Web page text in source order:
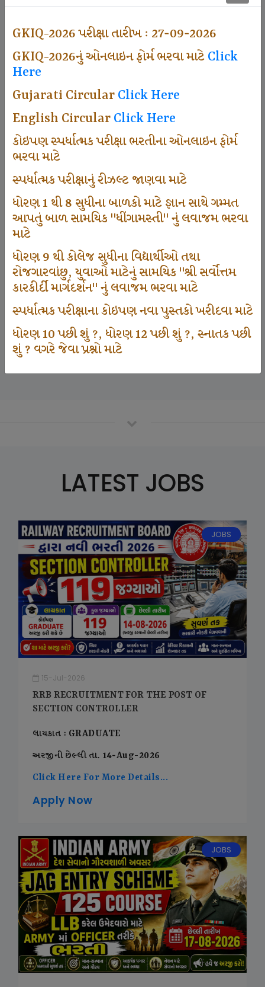
GKIQ-2026 પરીક્ષા તારીખ : 27-09-2026
GKIQ-2026નું ઓનલાઇન ફોર્મ ભરવા માટેClick
Here
Gujarati CircularClick Here
English CircularClick Here
કોઇપણ સ્પર્ધાત્મક પરીક્ષા ભરતીના ઓનલાઇન ફોર્મ
ભરવા માટે
સ્પર્ધાત્મક પરીક્ષાનું રીઝલ્ટ જાણવા માટે
ધોરણ 1 થી 8 સુધીના બાળકો માટે જ્ઞાન સાથે ગમ્મત
આપતું બાળ સામયિક "ધીંગામસ્તી" નું લવાજમ ભરવા
માટે
ધોરણ 9 થી કોલેજ સુધીના વિદ્યાર્થીઓ તથા
રોજગારવાંછુ, યુવાઓ માટેનું સામયિક "શ્રી સર્વોત્તમ
કારકીર્દી માર્ગદર્શન" નું લવાજમ ભરવા માટે
સ્પર્ધાત્મક પરીક્ષાના કોઇપણ નવા પુસ્તકો ખરીદવા માટે
ધોરણ 10 પછી શું ?, ધોરણ 12 પછી શું ?, સ્નાતક પછી
શું ? વગરે જેવા પ્રશ્નો માટે
500
Dhingamasti Subscription
671
1000
Participate School In GKIQ
125000
LATEST JOBS
JOBS
15-Jul-2026
RRB RECRUITMENT FOR THE POST OF
SECTION CONTROLLER
લાયકાત : GRADUATE
અરજીની છેલ્લી તા. 14-Aug-2026
Click Here For More Details...
Apply Now
JOBS